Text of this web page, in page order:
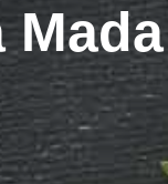
Mada